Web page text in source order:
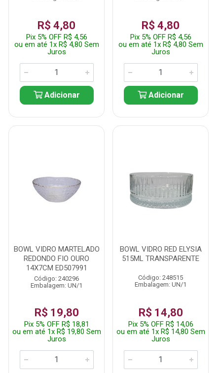
R$ 4,80
Pix 5% OFF R$ 4,56
ou em até 1x R$ 4,80 Sem
Juros
Adicionar
R$ 4,80
Pix 5% OFF R$ 4,56
ou em até 1x R$ 4,80 Sem
Juros
Adicionar
BOWL VIDRO MARTELADO
REDONDO FIO OURO
14X7CM ED507991
Código: 240296
Embalagem: UN/1
R$ 19,80
Pix 5% OFF R$ 18,81
ou em até 1x R$ 19,80 Sem
Juros
BOWL VIDRO RED ELYSIA
515ML TRANSPARENTE
Código: 248515
Embalagem: UN/1
R$ 14,80
Pix 5% OFF R$ 14,06
ou em até 1x R$ 14,80 Sem
Juros